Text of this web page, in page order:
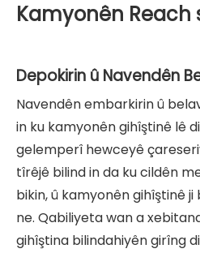
Kamyonên Reach
Depokirin û Navendên
Navendên embarkirin û
in ku kamyonên gihîştinê lê
gelemperî hewceyê
tîrêjê bilind in da ku cildên
bikin, û kamyonên gihîştinê
ne. Qabiliyeta wan a
gihîştina bilindahiyên girîng